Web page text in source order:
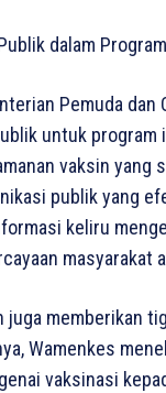
dalam
Pemuda
untuk
vaksin yang
publik yang
keliru
masyarakat
memberikan
Wamenkes
vaksinasi